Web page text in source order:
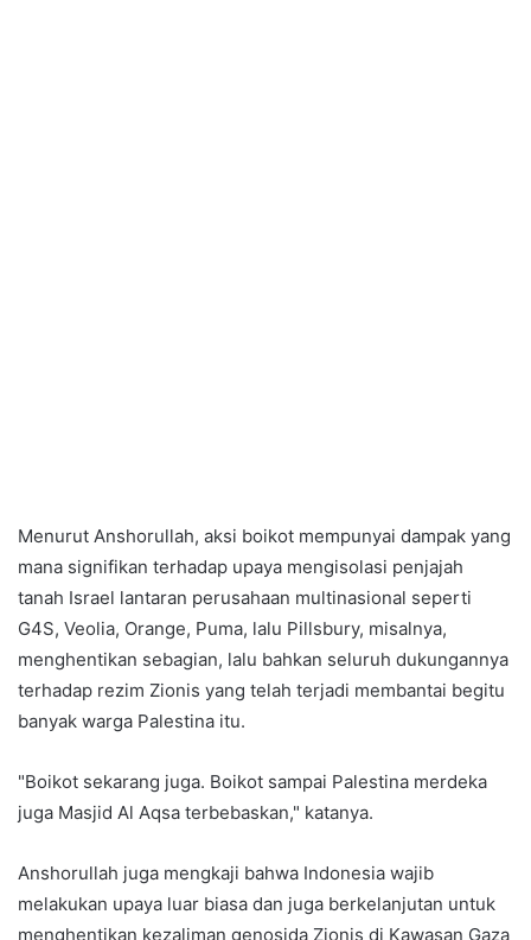
Menurut Anshorullah, aksi boikot mempunyai dampak yang
mana signifikan terhadap upaya mengisolasi penjajah
tanah Israel lantaran perusahaan multinasional seperti
G4S, Veolia, Orange, Puma, lalu Pillsbury, misalnya,
menghentikan sebagian, lalu bahkan seluruh dukungannya
terhadap rezim Zionis yang telah terjadi membantai begitu
banyak warga Palestina itu.
"Boikot sekarang juga. Boikot sampai Palestina merdeka
juga Masjid Al Aqsa terbebaskan," katanya.
Anshorullah juga mengkaji bahwa Indonesia wajib
melakukan upaya luar biasa dan juga berkelanjutan untuk
menghentikan kezaliman genosida Zionis di Kawasan Gaza